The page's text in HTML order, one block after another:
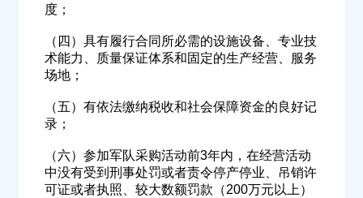
度；
（四）具有履行合同所必需的设施设备、专业技
术能力、质量保证体系和固定的生产经营、服务
场地；
（五）有依法缴纳税收和社会保障资金的良好记
录；
（六）参加军队采购活动前3年内，在经营活动
中没有受到刑事处罚或者责令停产停业、吊销许
可证或者执照、较大数额罚款（200万元以上）
立即入驻